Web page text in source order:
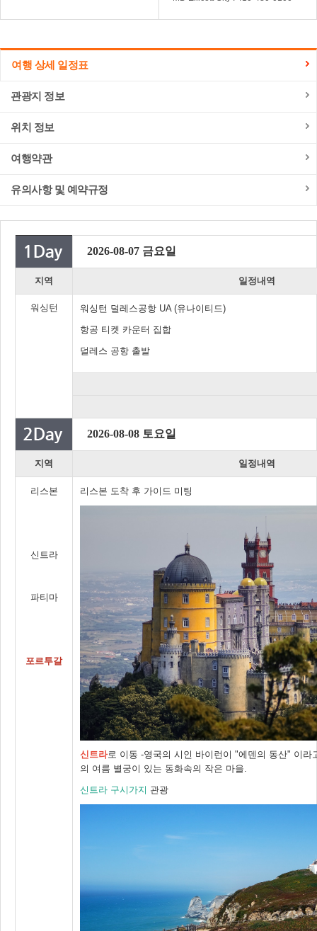
여행 상세 일정표
관광지 정보
위치 정보
여행약관
유의사항 및 예약규정
2026-08-07 금요일
지역 일정내역
워싱턴
워싱턴 덜레스공항 UA (유나이티드)
항공 티켓 카운터 집합
덜레스 공항 출발
2026-08-08 토요일
지역 일정내역
리스본
신트라
파티마
포르투갈
리스본 도착 후 가이드 미팅
신트라로 이동 -영국의 시인 바이런이 "에덴의 동산" 이라
의 여름 별궁이 있는 동화속의 작은 마을.
신트라 구시가지 관광